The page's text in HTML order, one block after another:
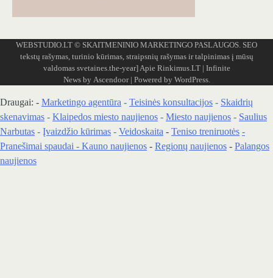
WEBSTUDIO.LT © SKAITMENINIO MARKETINGO PASLAUGOS. SEO
tekstų rašymas, turinio kūrimas, straipsnių rašymas ir talpinimas į mūsų
valdomas svetaines.the-year] Apie Rinkimus.LT| Infinite
News by Ascendoor| Powered by WordPress.
Draugai: - Marketingo agentūra - Teisinės konsultacijos - Skaidrių
skenavimas - Klaipedos miesto naujienos - Miesto naujienos - Saulius
Narbutas - Įvaizdžio kūrimas - Veidoskaita - Teniso treniruotės -
Pranešimai spaudai - Kauno naujienos - Regionų naujienos - Palangos
naujienos